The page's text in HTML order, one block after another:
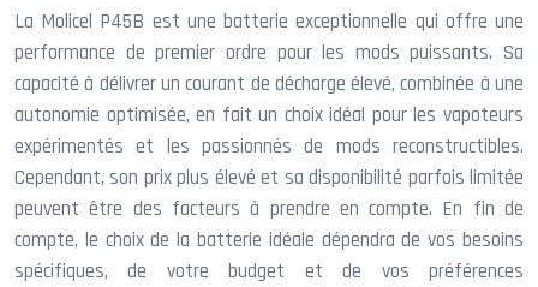
La Molicel P45B est une batterie exceptionnelle qui offre une
performance de premier ordre pour les mods puissants. Sa
capacité à délivrer un courant de décharge élevé, combinée à une
autonomie optimisée, en fait un choix idéal pour les vapoteurs
expérimentés et les passionnés de mods reconstructibles.
Cependant, son prix plus élevé et sa disponibilité parfois limitée
peuvent être des facteurs à prendre en compte. En fin de
compte, le choix de la batterie idéale dépendra de vos besoins
spécifiques, de votre budget et de vos préférences